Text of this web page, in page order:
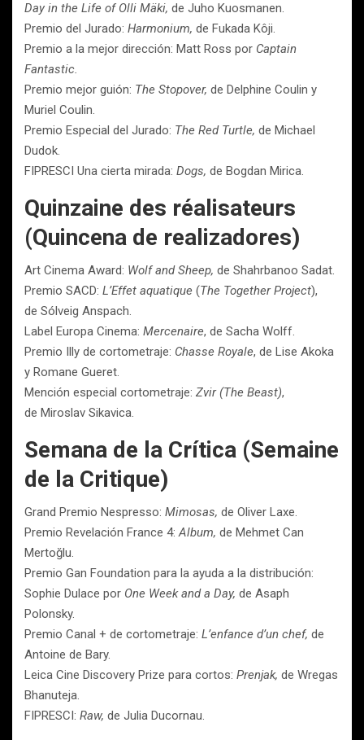
Day in the Life of Olli Mäki, de Juho Kuosmanen.
Premio del Jurado: Harmonium, de Fukada Kôji.
Premio a la mejor dirección: Matt Ross por Captain
Fantastic.
Premio mejor guión: The Stopover, de Delphine Coulin y
Muriel Coulin.
Premio Especial del Jurado: The Red Turtle, de Michael
Dudok.
FIPRESCI Una cierta mirada: Dogs, de Bogdan Mirica.
Quinzaine des réalisateurs
(Quincena de realizadores)
Art Cinema Award: Wolf and Sheep, de Shahrbanoo Sadat.
Premio SACD: L’Effet aquatique (The Together Project),
de Sólveig Anspach.
Label Europa Cinema: Mercenaire, de Sacha Wolff.
Premio Illy de cortometraje: Chasse Royale, de Lise Akoka
y Romane Gueret.
Mención especial cortometraje: Zvir (The Beast),
de Miroslav Sikavica.
Semana de la Crítica (Semaine
de la Critique)
Grand Premio Nespresso: Mimosas, de Oliver Laxe.
Premio Revelación France 4:Album, de Mehmet Can
Mertoğlu.
Premio Gan Foundation para la ayuda a la distribución:
Sophie Dulace por One Week and a Day, de Asaph
Polonsky.
Premio Canal + de cortometraje: L’enfance d’un chef, de
Antoine de Bary.
Leica Cine Discovery Prize para cortos: Prenjak, de Wregas
Bhanuteja.
FIPRESCI: Raw, de Julia Ducornau.